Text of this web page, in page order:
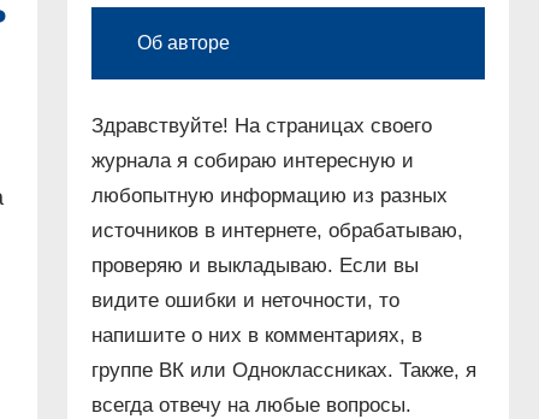
Об авторе
Здравствуйте! На страницах своего
журнала я собираю интересную и
любопытную информацию из разных
источников в интернете, обрабатываю,
проверяю и выкладываю. Если вы
видите ошибки и неточности, то
напишите о них в комментариях, в
группе ВК или Одноклассниках. Также, я
всегда отвечу на любые вопросы.